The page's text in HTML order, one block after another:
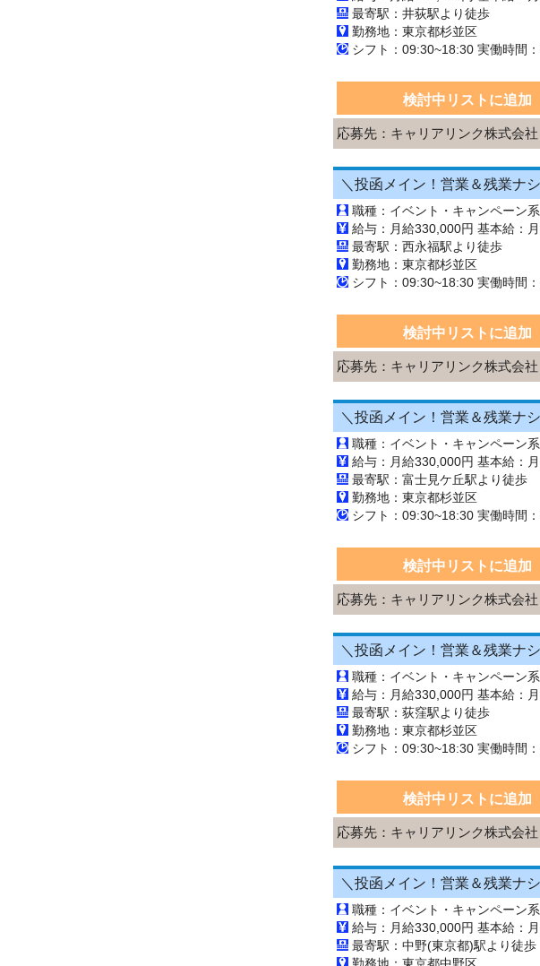
最寄駅：井荻駅より徒歩
勤務地：東京都杉並区
検討中リストに追加
応募先：キャリアリンク株式会社
職種：イベント・キャンペーン系
最寄駅：西永福駅より徒歩
勤務地：東京都杉並区
検討中リストに追加
応募先：キャリアリンク株式会社
職種：イベント・キャンペーン系
最寄駅：富士見ケ丘駅より徒歩
勤務地：東京都杉並区
検討中リストに追加
応募先：キャリアリンク株式会社
職種：イベント・キャンペーン系
最寄駅：荻窪駅より徒歩
勤務地：東京都杉並区
検討中リストに追加
応募先：キャリアリンク株式会社
職種：イベント・キャンペーン系
最寄駅：中野(東京都)駅より徒歩